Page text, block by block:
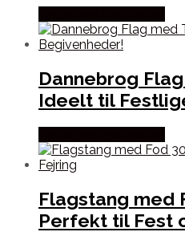
Dannebrog
Ideelt til
Flagstang med
Perfekt til Fest